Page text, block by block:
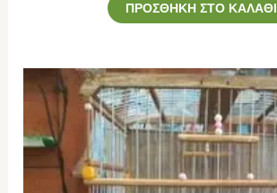
ΠΡΟΣΘΉΚΗ ΣΤΟ ΚΑΛΆΘΙ